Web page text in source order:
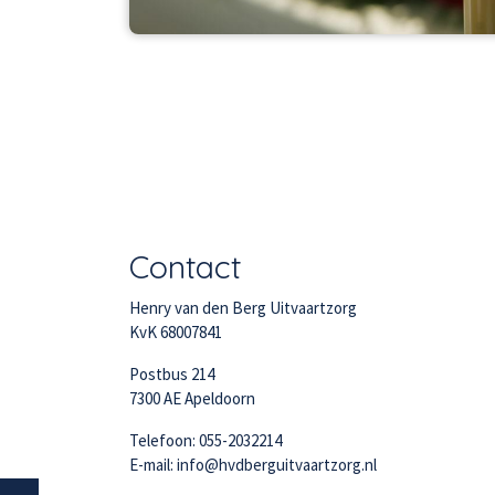
Contact
Henry van den Berg Uitvaartzorg
KvK 68007841
Postbus 214
7300 AE Apeldoorn
Telefoon: 055-2032214
E-mail: info@hvdberguitvaartzorg.nl